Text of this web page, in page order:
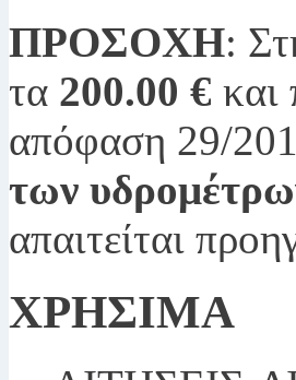
ΠΡΟΣΟΧΗ:
τα 200.00 € και
απόφαση 29/
των
απαιτείται
ΧΡΗΣΙΜΑ